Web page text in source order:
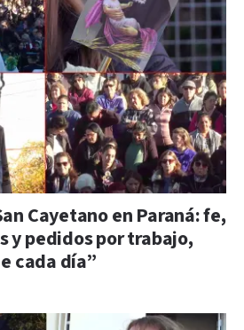
Cayetano en Paraná: fe,
y pedidos por trabajo,
cada día”